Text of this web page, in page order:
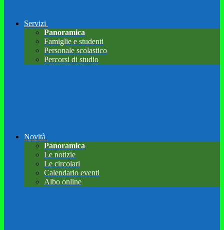
Servizi
Panoramica
Famiglie e studenti
Personale scolastico
Percorsi di studio
Novità
Panoramica
Le notizie
Le circolari
Calendario eventi
Albo online